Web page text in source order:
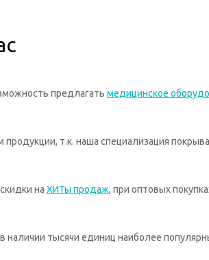
предлагать медицинское
т.к. наша специализация
на ХИТы продаж, при оптовых
наличии тысячи единиц наиболее